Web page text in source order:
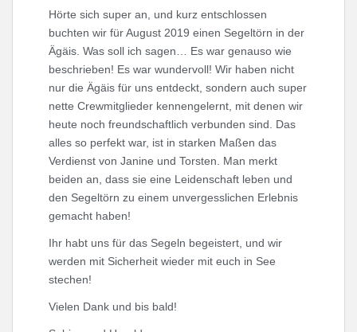
Hörte sich super an, und kurz entschlossen
buchten wir für August 2019 einen Segeltörn in der
Ägäis. Was soll ich sagen… Es war genauso wie
beschrieben! Es war wundervoll! Wir haben nicht
nur die Ägäis für uns entdeckt, sondern auch super
nette Crewmitglieder kennengelernt, mit denen wir
heute noch freundschaftlich verbunden sind. Das
alles so perfekt war, ist in starken Maßen das
Verdienst von Janine und Torsten. Man merkt
beiden an, dass sie eine Leidenschaft leben und
den Segeltörn zu einem unvergesslichen Erlebnis
gemacht haben!
Ihr habt uns für das Segeln begeistert, und wir
werden mit Sicherheit wieder mit euch in See
stechen!
Vielen Dank und bis bald!